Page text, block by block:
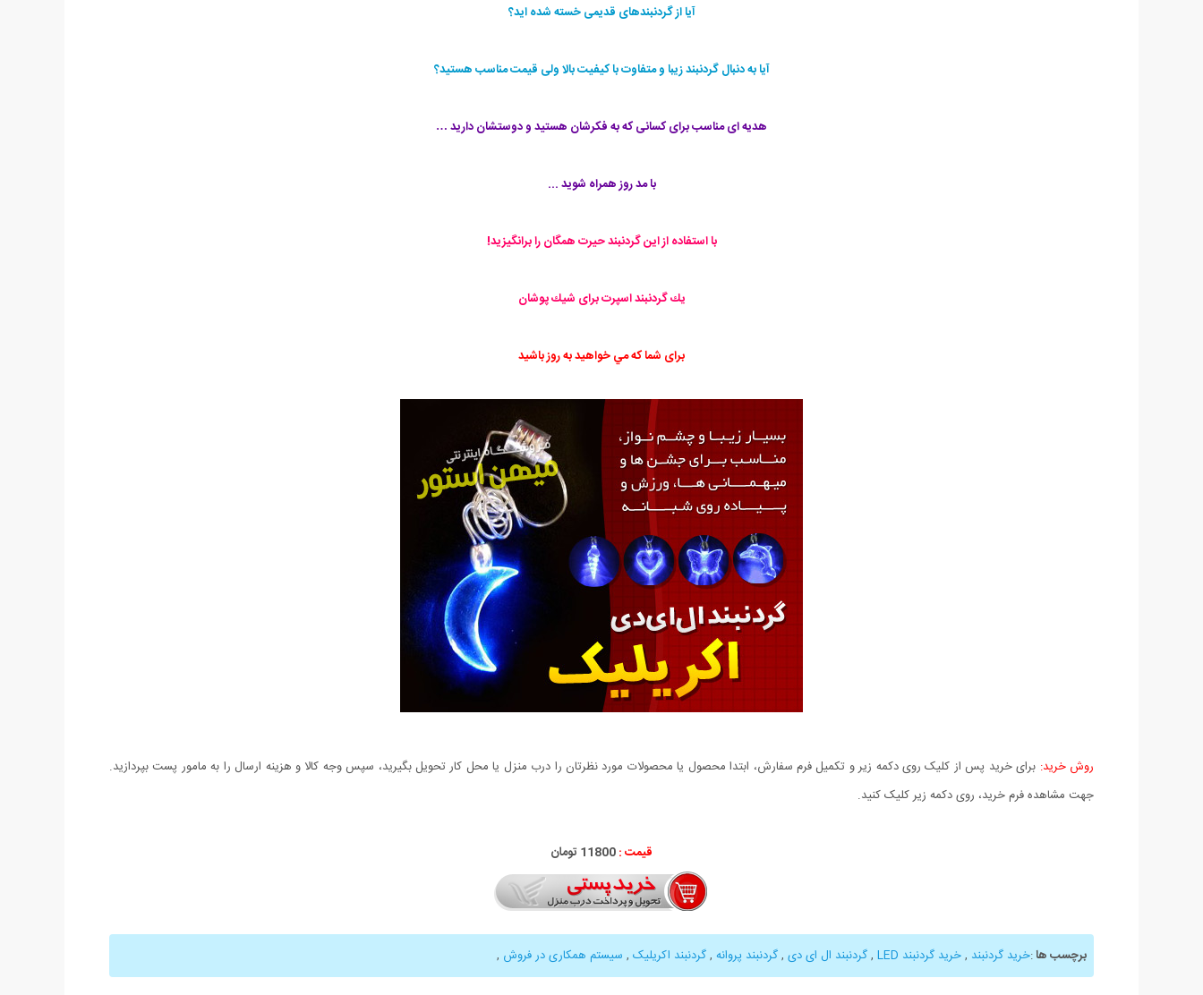
آیا از گردنبندهای قدیمی خسته شده اید؟
آیا به دنبال گردنبند زیبا و متفاوت با کیفیت بالا ولی قیمت مناسب هستید؟
هديه ای مناسب برای کسانی که به فکرشان هستید و دوستشان دارید …
با مد روز همراه شوید ...
با استفاده از این گردنبند حیرت همگان را برانگیزید!
يك گردنبند اسپرت برای شيك پوشان
برای شما كه مي خواهيد به روز باشيد
روش خرید: برای خرید پس از کلیک روی دکمه زیر و تکمیل فرم سفارش، ابتدا محصول یا محصولات مورد نظرتان را درب منزل یا محل کار تحویل بگیرید، سپس وجه کالا و هزینه ارسال را به مامور پست بپردازید.
جهت مشاهده فرم خرید، روی دکمه زیر کلیک کنید.
قیمت :11800 تومان
برچسب ها:خرید گردنبند ,خرید گردنبند LED ,گردنبند ال ای دی ,گردنبند پروانه ,گردنبند اکریلیک , سیستم همکاری در فروش ,